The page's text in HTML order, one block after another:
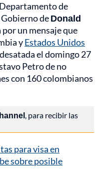
de
deDonald
un mensaje que
yEstados Unidos
el domingo 27
Petro de no
con 160 colombianos
, para recibir las
para visa en
sobre posible